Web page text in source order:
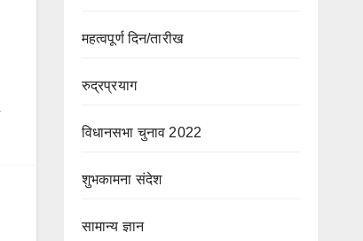
महत्वपूर्ण दिन/तारीख
रुद्रप्रयाग
विधानसभा चुनाव 2022
शुभकामना संदेश
सामान्य ज्ञान